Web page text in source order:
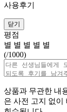
사용후기
닫기
평점
별 별 별 별 별
(/1000)
상품과 무관한 내
은 사전 고지 없이